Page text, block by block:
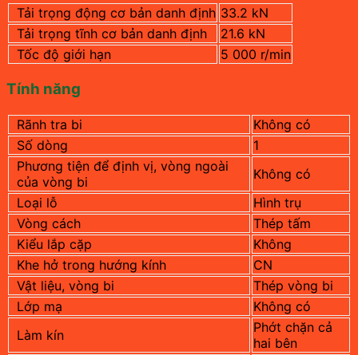
Tải trọng động cơ bản danh định 33.2 kN
Tải trọng tĩnh cơ bản danh định
21.6 kN
Tốc độ giới hạn
5 000 r/min
Tính năng
Rãnh tra bi
Không có
Số dòng
1
Phương tiện để định vị, vòng ngoài
của vòng bi
Không có
Loại lỗ
Hình trụ
Vòng cách
Thép tấm
Kiểu lắp cặp
Không
Khe hở trong hướng kính
CN
Vật liệu, vòng bi
Thép vòng bi
Lớp mạ
Không có
Làm kín
Phớt chặn cả
hai bên